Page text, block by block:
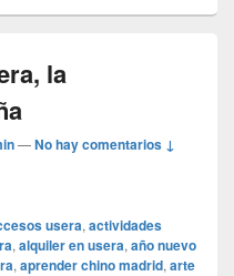
la
—No hay comentarios ↓
usera, actividades
, alquiler en usera, año nuevo
, aprender chino madrid, arte